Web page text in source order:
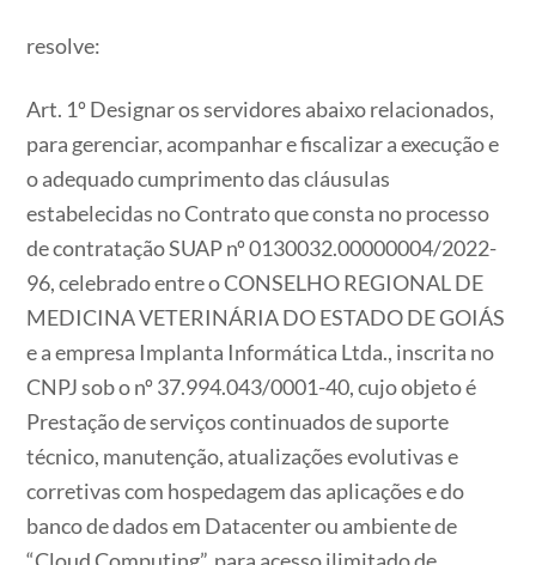
resolve:
Art. 1º Designar os servidores abaixo relacionados,
para gerenciar, acompanhar e fiscalizar a execução e
o adequado cumprimento das cláusulas
estabelecidas no Contrato que consta no processo
de contratação SUAP nº 0130032.00000004/2022-
96, celebrado entre o CONSELHO REGIONAL DE
MEDICINA VETERINÁRIA DO ESTADO DE GOIÁS
e a empresa Implanta Informática Ltda., inscrita no
CNPJ sob o nº 37.994.043/0001-40, cujo objeto é
Prestação de serviços continuados de suporte
técnico, manutenção, atualizações evolutivas e
corretivas com hospedagem das aplicações e do
banco de dados em Datacenter ou ambiente de
“Cloud Computing”, para acesso ilimitado de